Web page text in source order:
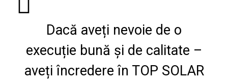
Dacă aveți nevoie de o
execuție bună și de calitate –
aveți încredere în TOP SOLAR